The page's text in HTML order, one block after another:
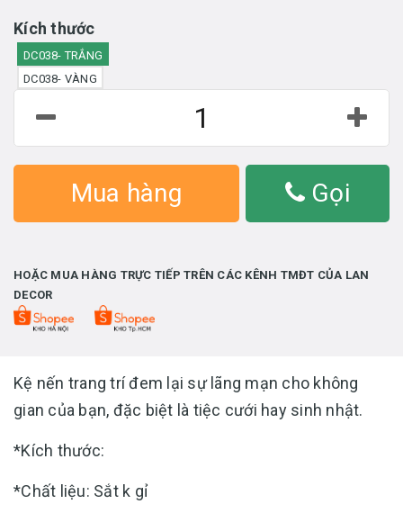
Kích thước
DC038- TRẮNG
DC038- VÀNG
Mua hàng Gọi
HOẶC MUA HÀNG TRỰC TIẾP TRÊN CÁC KÊNH TMĐT CỦA LAN
DECOR
Kệ nến trang trí đem lại sự lãng mạn cho không
gian của bạn, đặc biệt là tiệc cưới hay sinh nhật.
*Kích thước:
*Chất liệu: Sắt k gỉ